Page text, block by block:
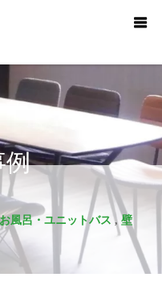
例
お風呂・ユニットバス ,壁